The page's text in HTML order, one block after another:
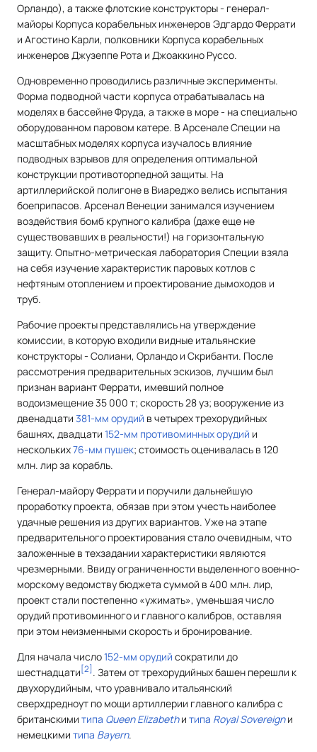
Орландо), а также флотские конструкторы - генерал-
майоры Корпуса корабельных инженеров Эдгардо Феррати
и Агостино Карли, полковники Корпуса корабельных
инженеров Джузеппе Рота и Джоаккино Руссо.
Одновременно проводились различные эксперименты.
Форма подводной части корпуса отрабатывалась на
моделях в бассейне Фруда, а также в море - на специально
оборудованном паровом катере. В Арсенале Специи на
масштабных моделях корпуса изучалось влияние
подводных взрывов для определения оптимальной
конструкции противоторпедной защиты. На
артиллерийской полигоне в Виареджо велись испытания
боеприпасов. Арсенал Венеции занимался изучением
воздействия бомб крупного калибра (даже еще не
существовавших в реальности!) на горизонтальную
защиту. Опытно-метрическая лаборатория Специи взяла
на себя изучение характеристик паровых котлов с
нефтяным отоплением и проектирование дымоходов и
труб.
Рабочие проекты представлялись на утверждение
комиссии, в которую входили видные итальянские
конструкторы - Солиани, Орландо и Скрибанти. После
рассмотрения предварительных эскизов, лучшим был
признан вариант Феррати, имевший полное
водоизмещение 35 000 т; скорость 28 уз; вооружение из
двенадцати 381-мм орудий в четырех трехорудийных
башнях, двадцати 152-мм противоминных орудий и
нескольких76-мм пушек; стоимость оценивалась в 120
млн. лир за корабль.
Генерал-майору Феррати и поручили дальнейшую
проработку проекта, обязав при этом учесть наиболее
удачные решения из других вариантов. Уже на этапе
предварительного проектирования стало очевидным, что
заложенные в техзадании характеристики являются
чрезмерными. Ввиду ограниченности выделенного военно-
морскому ведомству бюджета суммой в 400 млн. лир,
проект стали постепенно «ужимать», уменьшая число
орудий противоминного и главного калибров, оставляя
при этом неизменными скорость и бронирование.
Для начала число152-мм орудий сократили до
шестнадцати [2] . Затем от трехорудийных башен перешли к
двухорудийным, что уравнивало итальянский
сверхдредноут по мощи артиллерии главного калибра с
британскими типа Queen Elizabethи типа Royal Sovereignи
немецкими типа Bayern.